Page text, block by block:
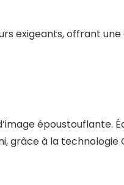
exigeants, offrant
époustouflante.
grâce à la technologie